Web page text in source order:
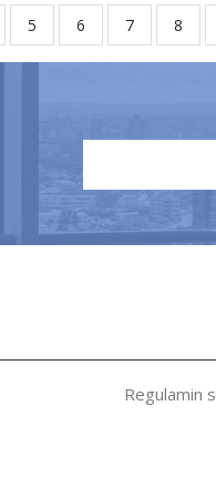
5 6 7 8
Regulamin